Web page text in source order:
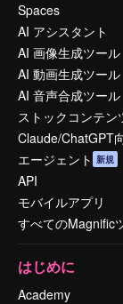
Spaces
AI アシスタント
AI 画像生成ツール
AI 動画生成ツール
AI 音声合成ツール
ストックコンテン
Claude/ChatGPT
エージェント 新規
API
モバイルアプリ
すべてのMagnific
はじめに
Academy